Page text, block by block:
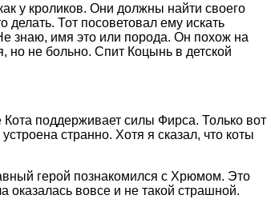
у кроликов. Они должны найти своего
делать. Тот посоветовал ему искать
знаю, имя это или порода. Он похож на
но не больно. Спит Коцынь в детской
Кота поддерживает силы Фирса. Только вот
странно. Хотя я сказал, что коты
герой познакомился с Хрюмом. Это
вовсе и не такой страшной.